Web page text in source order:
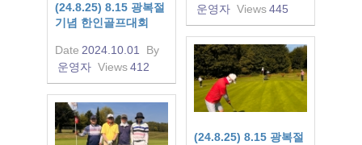
운영자 Views445
(24.8.25) 8.15 광복절
기념 한인골프대회
Date 2024.10.01
By
운영자 Views412
(24.8.25) 8.15 광복절